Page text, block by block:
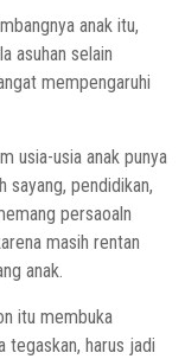
anak itu,
asuhan selain
mempengaruhi
usia-usia anak punya
sayang, pendidikan,
persaoaln
masih rentan
anak.
itu membuka
tegaskan, harus jadi